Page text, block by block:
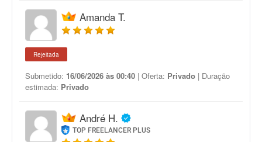
Amanda T.
Rejeitada
Submetido: 16/06/2026 às 00:40 | Oferta: Privado | Duração
estimada: Privado
André H.
TOP FREELANCER PLUS